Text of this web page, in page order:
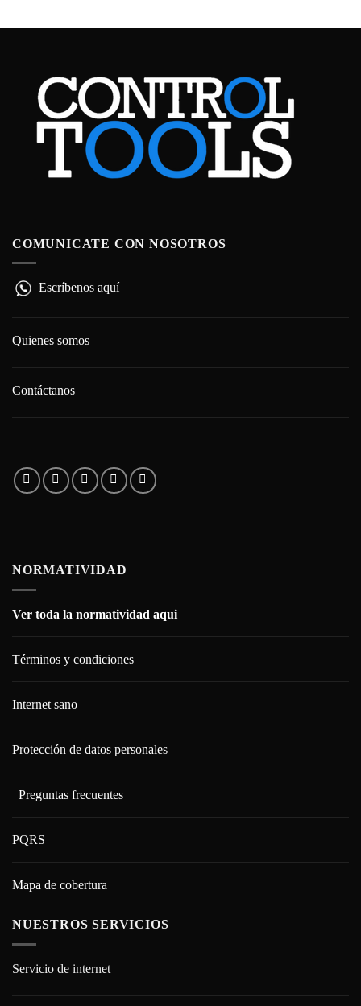
COMUNICATE CON NOSOTROS
Escríbenos aquí
Quienes somos
Contáctanos
NORMATIVIDAD
Ver toda la normatividad aqui
Términos y condiciones
Internet sano
Protección de datos personales
Preguntas frecuentes
PQRS
Mapa de cobertura
NUESTROS SERVICIOS
Servicio de internet